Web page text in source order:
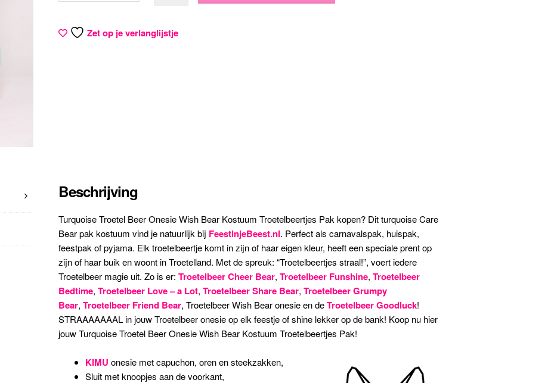
Zet op je verlanglijstje
Beschrijving
Turquoise Troetel Beer Onesie Wish Bear Kostuum Troetelbeertjes Pak kopen? Dit turquoise Care
Bear pak kostuum vind je natuurlijk bij FeestinjeBeest.nl. Perfect als carnavalspak, huispak,
feestpak of pyjama. Elk troetelbeertje komt in zijn of haar eigen kleur, heeft een speciale prent op
zijn of haar buik en woont in Troetelland. Met de spreuk: “Troetelbeertjes straal!”, voert iedere
Troetelbeer magie uit. Zo is er:Troetelbeer Cheer Bear,Troetelbeer Funshine,Troetelbeer
Bedtime,Troetelbeer Love – a Lot,Troetelbeer Share Bear,Troetelbeer Grumpy
Bear,Troetelbeer Friend Bear, Troetelbeer Wish Bear onesie en deTroetelbeer Goodluck!
STRAAAAAAAL in jouw Troetelbeer onesie op elk feestje of shine lekker op de bank! Koop nu hier
jouw Turquoise Troetel Beer Onesie Wish Bear Kostuum Troetelbeertjes Pak!
KIMU onesie met capuchon, oren en steekzakken,
Sluit met knoopjes aan de voorkant,